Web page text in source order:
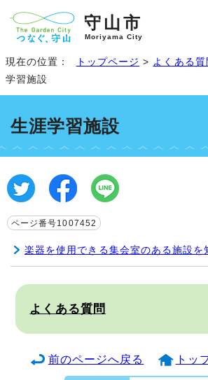
守山市
Moriyama City
現在の位置： トップページ > よくある質
学習施設
生涯学習施設
ページ番号1007452
楽器を使用できる集会室のある施設を
よくある質問
前のページへ戻る トッ